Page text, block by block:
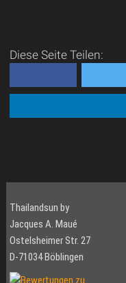
Diese Seite Teilen:
Thailandsun by
Jacques A. Maué
Ostelsheimer Str. 27
D-71034 Böblingen